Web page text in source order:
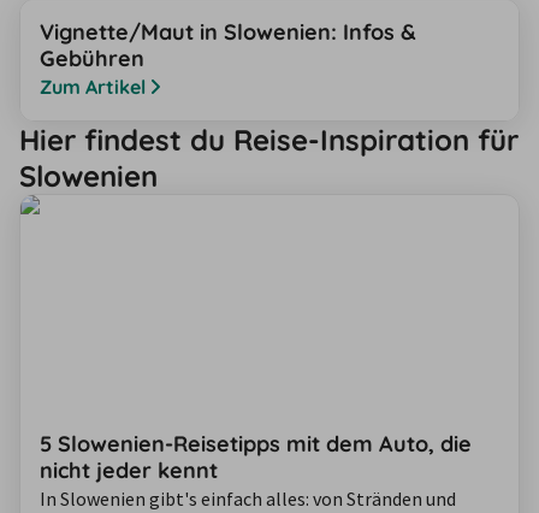
Vignette/Maut in Slowenien: Infos &
Gebühren
Zum Artikel
Hier findest du Reise-Inspiration für
Slowenien
5 Slowenien-Reisetipps mit dem Auto, die
nicht jeder kennt
In Slowenien gibt's einfach alles: von Stränden und